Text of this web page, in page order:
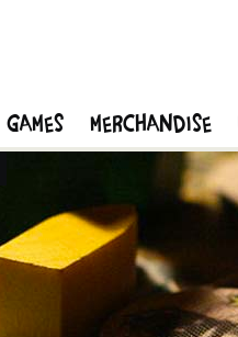
Games Merchandise